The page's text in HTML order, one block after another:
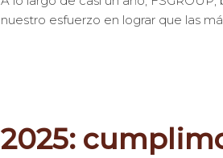
nuestro esfuerzo en lograr que las
2025: